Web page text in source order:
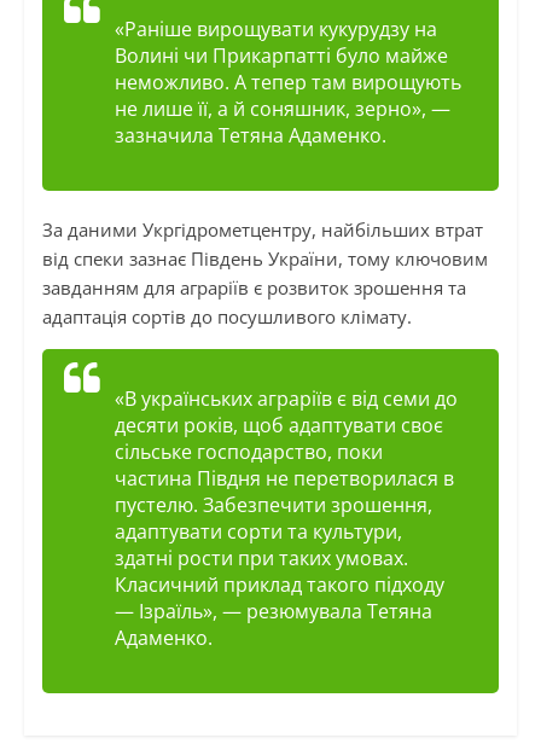
«Раніше вирощувати кукурудзу на
Волині чи Прикарпатті було майже
неможливо. А тепер там вирощують
не лише її, а й соняшник, зерно», —
зазначила Тетяна Адаменко.
За даними Укргідрометцентру, найбільших втрат
від спеки зазнає Південь України, тому ключовим
завданням для аграріїв є розвиток зрошення та
адаптація сортів до посушливого клімату.
«В українських аграріїв є від семи до
десяти років, щоб адаптувати своє
сільське господарство, поки
частина Півдня не перетворилася в
пустелю. Забезпечити зрошення,
адаптувати сорти та культури,
здатні рости при таких умовах.
Класичний приклад такого підходу
— Ізраїль», — резюмувала Тетяна
Адаменко.